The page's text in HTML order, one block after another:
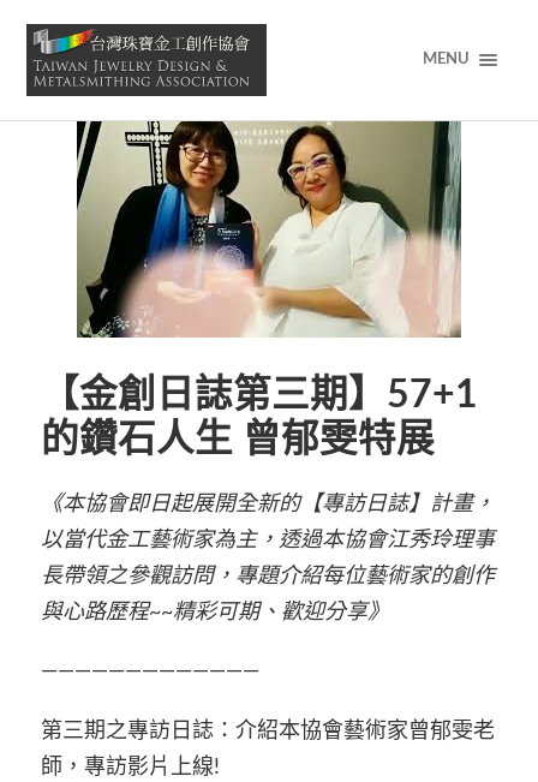
MENU
【金創日誌第三期】57+1
的鑽石人生 曾郁雯特展
《本協會即日起展開全新的【專訪日誌】計畫，
以當代金工藝術家為主，透過本協會江秀玲理事
長帶領之參觀訪問，專題介紹每位藝術家的創作
與心路歷程~~精彩可期、歡迎分享》
—————————————
第三期之專訪日誌：介紹本協會藝術家曾郁雯老
師，專訪影片上線!